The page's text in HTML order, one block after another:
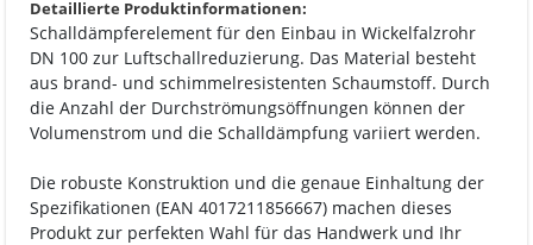
Detaillierte Produktinformationen:
Schalldämpferelement für den Einbau in Wickelfalzrohr
DN 100 zur Luftschallreduzierung. Das Material besteht
aus brand- und schimmelresistenten Schaumstoff. Durch
die Anzahl der Durchströmungsöffnungen können der
Volumenstrom und die Schalldämpfung variiert werden.
Die robuste Konstruktion und die genaue Einhaltung der
Spezifikationen (EAN 4017211856667) machen dieses
Produkt zur perfekten Wahl für das Handwerk und Ihr